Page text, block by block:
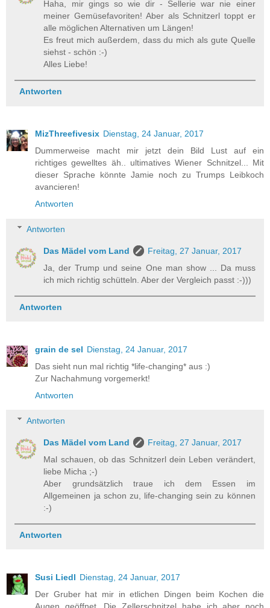
Haha, mir gings so wie dir - Sellerie war nie einer
meiner Gemüsefavoriten! Aber als Schnitzerl toppt er
alle möglichen Alternativen um Längen!
Es freut mich außerdem, dass du mich als gute Quelle
siehst - schön :-)
Alles Liebe!
Antworten
MizThreefivesix Dienstag, 24 Januar, 2017
Dummerweise macht mir jetzt dein Bild Lust auf ein
richtiges gewelltes äh.. ultimatives Wiener Schnitzel... Mit
dieser Sprache könnte Jamie noch zu Trumps Leibkoch
avancieren!
Antworten
Antworten
Das Mädel vom Land
Freitag, 27 Januar, 2017
Ja, der Trump und seine One man show ... Da muss
ich mich richtig schütteln. Aber der Vergleich passt :-)))
Antworten
grain de sel Dienstag, 24 Januar, 2017
Das sieht nun mal richtig *life-changing* aus :)
Zur Nachahmung vorgemerkt!
Antworten
Antworten
Das Mädel vom Land
Freitag, 27 Januar, 2017
Mal schauen, ob das Schnitzerl dein Leben verändert,
liebe Micha ;-)
Aber grundsätzlich traue ich dem Essen im
Allgemeinen ja schon zu, life-changing sein zu können
:-)
Antworten
Susi Liedl Dienstag, 24 Januar, 2017
Der Gruber hat mir in etlichen Dingen beim Kochen die
Augen geöffnet. Die Zellerschnitzel habe ich aber noch